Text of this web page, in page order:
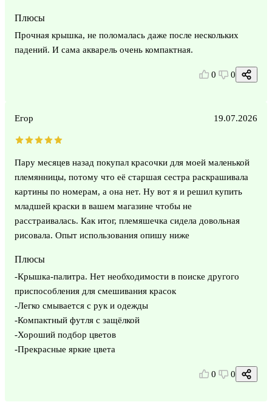
Плюсы
Прочная крышка, не поломалась даже после нескольких
падений. И сама акварель очень компактная.
0 0
Егор 19.07.2026
Пару месяцев назад покупал красочки для моей маленькой
племянницы, потому что её старшая сестра раскрашивала
картины по номерам, а она нет. Ну вот я и решил купить
младшей краски в вашем магазине чтобы не
расстраивалась. Как итог, племяшечка сидела довольная
рисовала. Опыт использования опишу ниже
Плюсы
-Крышка-палитра. Нет необходимости в поиске другого
приспособления для смешивания красок
-Легко смывается с рук и одежды
-Компактный футля с защёлкой
-Хороший подбор цветов
-Прекрасные яркие цвета
0 0